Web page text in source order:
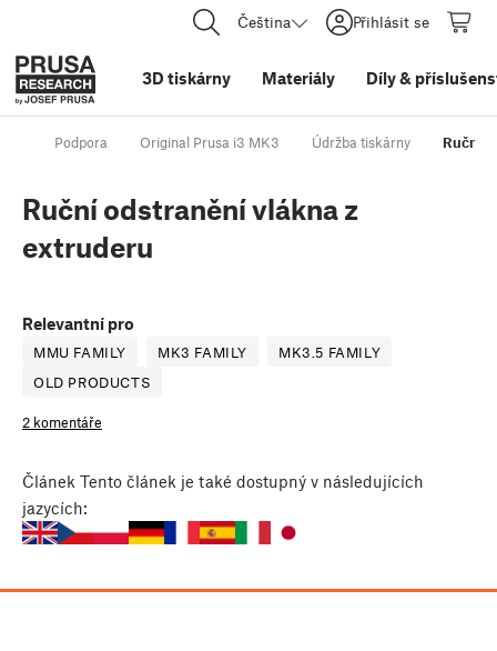
Čeština Přihlásit se
3D tiskárny Materiály Díly&
Podpora Original Prusa i3 MK3 Údržba tiskárny Ruční
Ruční odstranění vlákna z
extruderu
Relevantní pro
MMU FAMILY MK3 FAMILY
MK3.5 FAMILY
OLD PRODUCTS
2 komentáře
Článek Tento článek je také dostupný v následujících
jazycích: